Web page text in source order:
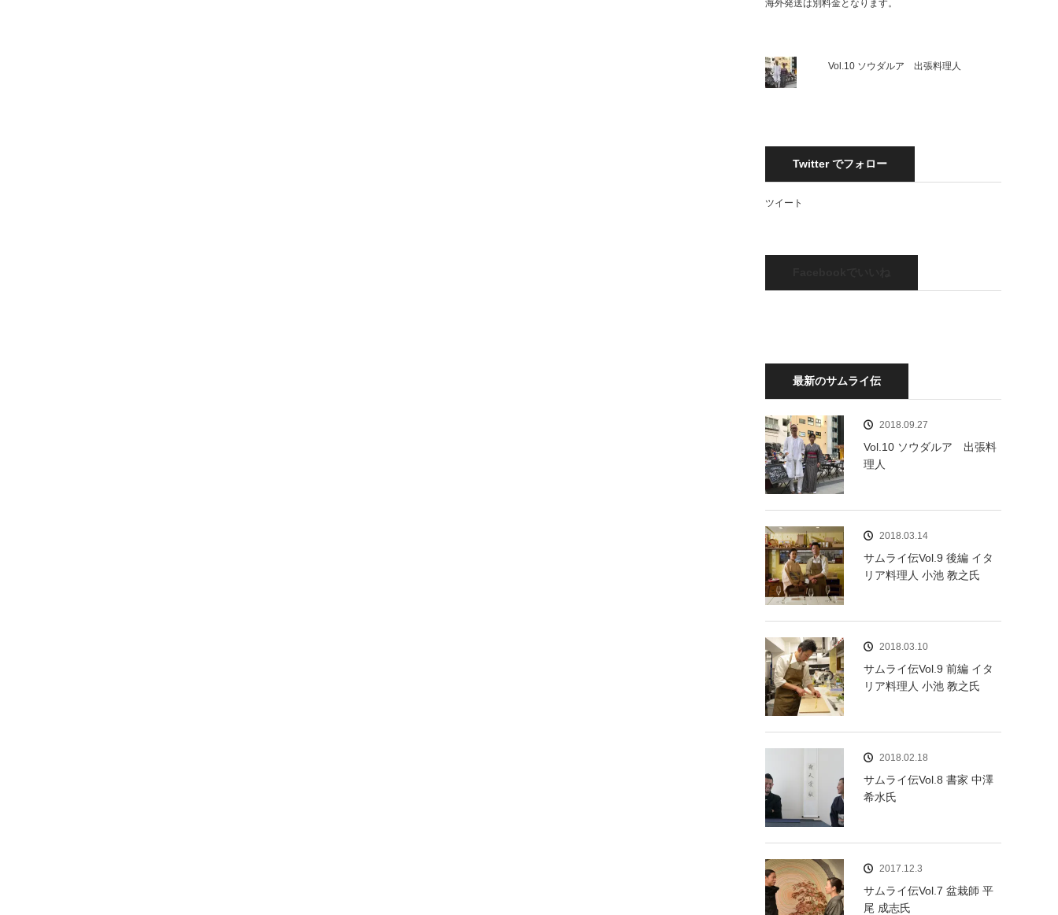
海外発送は別料金となります。
Vol.10 ソウダルア 出張料理人
Twitter でフォロー
ツイート
最新のサムライ伝
2018.09.27
Vol.10 ソウダルア 出張料
理人
2018.03.14
サムライ伝Vol.9 後編 イタ
リア料理人 小池 教之氏
2018.03.10
サムライ伝Vol.9 前編 イタ
リア料理人 小池 教之氏
2018.02.18
サムライ伝Vol.8 書家 中澤
希水氏
2017.12.3
サムライ伝Vol.7 盆栽師 平
尾 成志氏